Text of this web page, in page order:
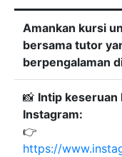
Amankan kursi
bersama tutor
berpengalaman
📸 Intip keseruan
Instagram:
👉
https://